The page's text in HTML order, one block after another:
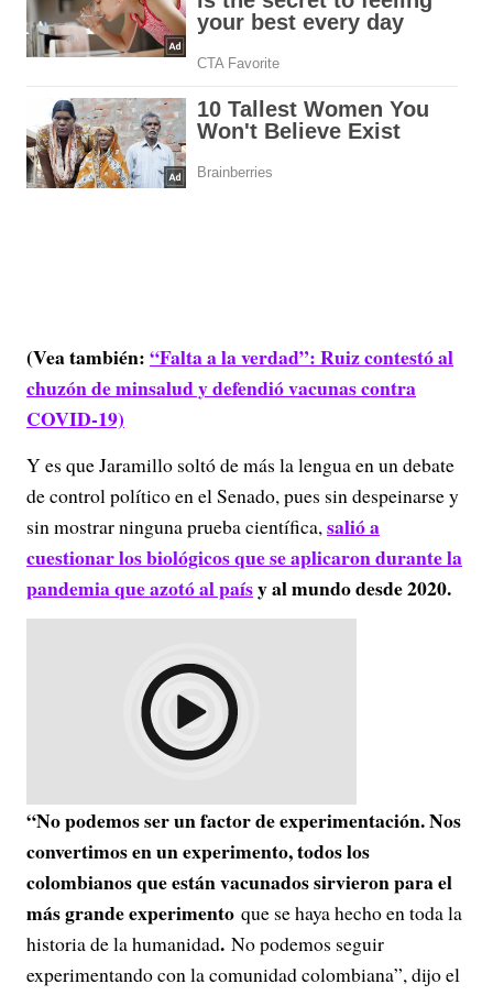
(Vea también:“Falta a la verdad”: Ruiz contestó al
chuzón de minsalud y defendió vacunas contra
COVID-19)
Y es que Jaramillo soltó de más la lengua en un debate
de control político en el Senado, pues sin despeinarse y
sin mostrar ninguna prueba científica,salió a
cuestionar los biológicos que se aplicaron durante la
pandemia que azotó al paísy al mundo desde 2020.
“No podemos ser un factor de experimentación. Nos
convertimos en un experimento, todos los
colombianos que están vacunados sirvieron para el
más grande experimento que se haya hecho en toda la
historia de la humanidad. No podemos seguir
experimentando con la comunidad colombiana”, dijo el